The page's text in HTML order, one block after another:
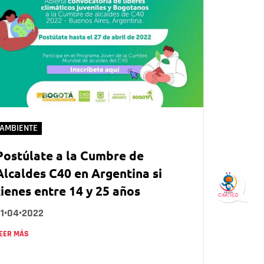
AMBIENTE
a la Cumbre de
C40 en Argentina si
entre 14 y 25 años
MÁS